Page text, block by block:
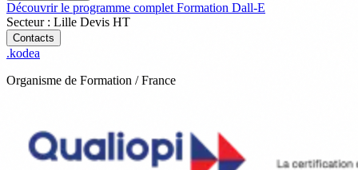
Découvrir le programme complet Formation Dall-E
Secteur : Lille Devis HT
Contacts
.kodea
Organisme de Formation / France